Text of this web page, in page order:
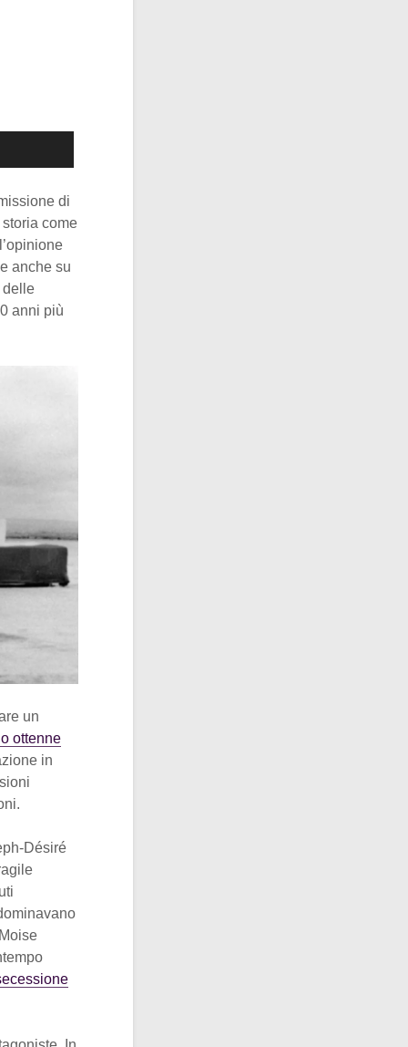
di
come
anche su
delle
anni più
un
ottenne
in
Désiré